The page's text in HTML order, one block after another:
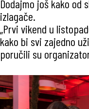
Dodajmo još kako od
izlagače.
„Prvi vikend u
kako bi svi zajedno
poručili su